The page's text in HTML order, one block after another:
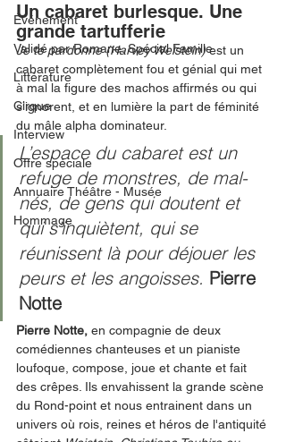
Événement
Validé par Romane. Spécial Famille
Littérature
Cirque
Interview
Offre spéciale
Annuaire Théâtre - Musée
Hommage
Un cabaret burlesque. Une
grande tartufferie
Je te pardonne (Harvey Weistein) est un
cabaret complètement fou et génial qui met
à mal la figure des machos affirmés ou qui
s’ignorent, et en lumière la part de féminité
du mâle alpha dominateur.
L’espace du cabaret est un
refuge de monstres, de mal-
nés, de gens qui doutent et
qui s’inquiètent, qui se
réunissent là pour déjouer les
peurs et les angoisses. Pierre
Notte
Pierre Notte, en compagnie de deux
comédiennes chanteuses et un pianiste
loufoque, compose, joue et chante et fait
des crêpes. Ils envahissent la grande scène
du Rond-point et nous entrainent dans un
univers où rois, reines et héros de l'antiquité